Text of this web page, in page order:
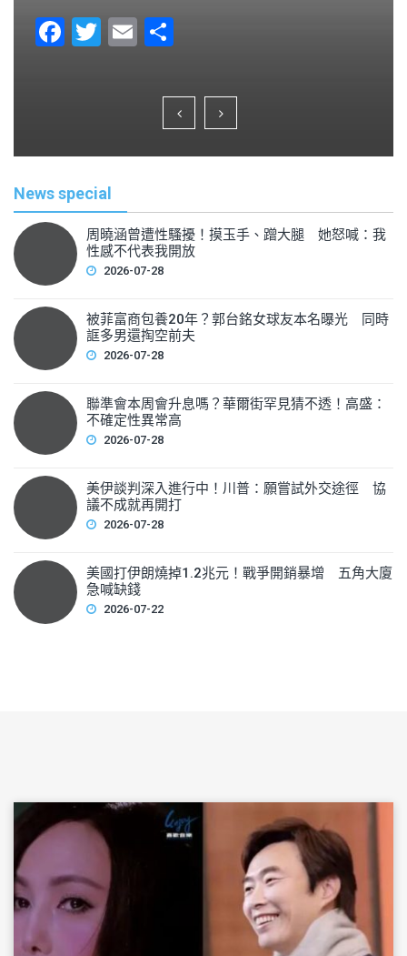
F
b
o
k
T
E
ar
e
News special
周曉涵曾遭性騷擾！摸玉手、蹭大腿 她怒喊：我
性感不代表我開放
2026-07-28
被菲富商包養20年？郭台銘女球友本名曝光 同時
誆多男還掏空前夫
2026-07-28
聯準會本周會升息嗎？華爾街罕見猜不透！高盛：
不確定性異常高
2026-07-28
美伊談判深入進行中！川普：願嘗試外交途徑 協
議不成就再開打
2026-07-28
美國打伊朗燒掉1.2兆元！戰爭開銷暴增 五角大廈
急喊缺錢
2026-07-22